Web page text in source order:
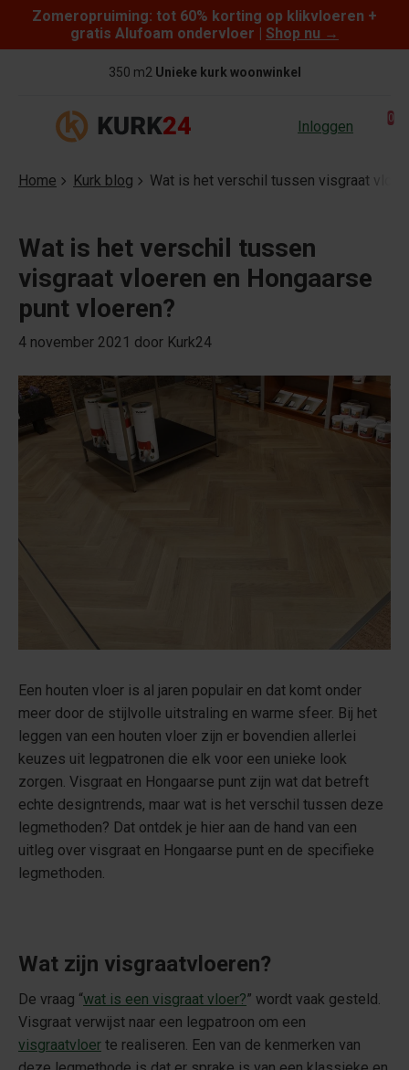
Skip to content
Zomeropruiming: tot 60% korting op klikvloeren +
gratis Alufoam ondervloer | Shop nu →
350 m2 Unieke kurk woonwinkel
Inloggen 0
Home Kurk blog Wat is het verschil tussen visgraat
Wat is het verschil tussen
visgraat vloeren en Hongaarse
punt vloeren?
4 november 2021 door Kurk24
Een houten vloer is al jaren populair en dat komt onder
meer door de stijlvolle uitstraling en warme sfeer. Bij het
leggen van een houten vloer zijn er bovendien allerlei
keuzes uit legpatronen die elk voor een unieke look
zorgen. Visgraat en Hongaarse punt zijn wat dat betreft
echte designtrends, maar wat is het verschil tussen deze
legmethoden? Dat ontdek je hier aan de hand van een
uitleg over visgraat en Hongaarse punt en de specifieke
legmethoden.
Wat zijn visgraatvloeren?
De vraag “wat is een visgraat vloer?” wordt vaak gesteld.
Visgraat verwijst naar een legpatroon om een
visgraatvloer te realiseren. Een van de kenmerken van